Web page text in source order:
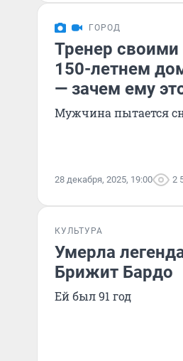
ГОРОД
Тренер своими
150-летнем
— зачем ему
Мужчина пытается
28 декабря, 2025, 19:00 2
КУЛЬТУРА
Умерла
Брижит Бардо
Ей был 91 год